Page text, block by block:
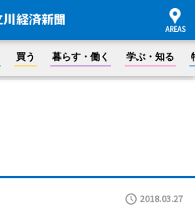
買う 暮らす・働く 学ぶ・知る
2018.03.27